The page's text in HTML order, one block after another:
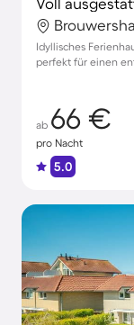
Idyllisches
perfekt für einen
ab 66 €
pro Nacht
5.0